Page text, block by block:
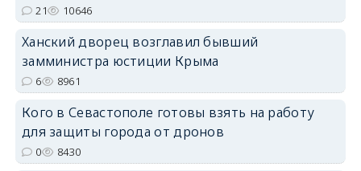
21 10646
Ханский дворец возглавил бывший
замминистра юстиции Крыма
6 8961
Кого в Севастополе готовы взять на работу
для защиты города от дронов
0 8430